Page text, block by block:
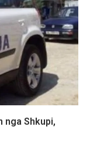
nga Shkupi,